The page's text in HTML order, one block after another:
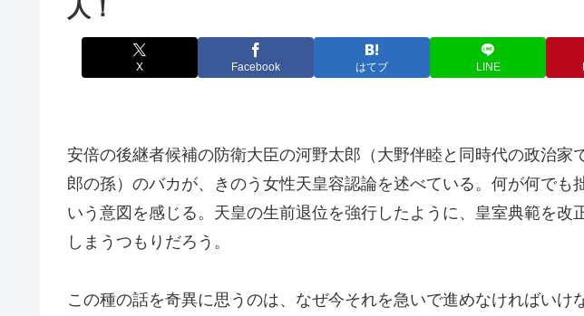
人！
X Facebook はてブ LINE
安倍の後継者候補の防衛大臣の河野太郎（大野伴睦と同時代の政治家
郎の孫）のバカが、きのう女性天皇容認論を述べている。何が何でも
いう意図を感じる。天皇の生前退位を強行したように、皇室典範を改
しまうつもりだろう。
この種の話を奇異に思うのは、なぜ今それを急いで進めなければいけ